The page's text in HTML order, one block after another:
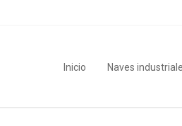
Inicio Naves